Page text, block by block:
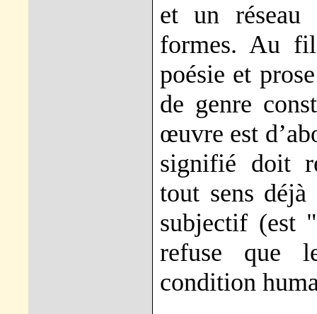
et un réseau
formes. Au
poésie et
de genre
œuvre est
signifié doit
tout sens
subjectif (est
refuse que
condition